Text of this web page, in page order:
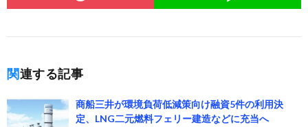
関連する記事
商船三井が環境負荷低減策向け融資5件の利用決
定、LNG二元燃料フェリー建造などに充当へ